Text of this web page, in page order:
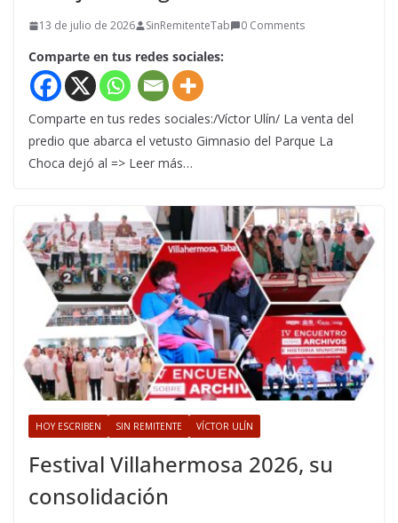
13 de julio de 2026 SinRemitenteTab 0 Comments
Comparte en tus redes sociales:
Comparte en tus redes sociales:/Víctor Ulín/ La venta del
predio que abarca el vetusto Gimnasio del Parque La
Choca dejó al => Leer más…
HOY ESCRIBEN SIN REMITENTE VÍCTOR ULÍN
Festival Villahermosa 2026, su
consolidación